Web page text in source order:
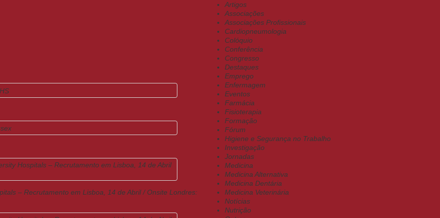
– Recrutamento em Lisboa, 14 de Abril / Onsite Londres:
Artigos
Associações
Associações Profissionais
Cardiopneumologia
Colóquio
Conferência
Congresso
Destaques
Emprego
Enfermagem
Eventos
Farmácia
Fisioterapia
Formação
Fórum
Higiene e Segurança no Trabalho
Investigação
Jornadas
Medicina
Medicina Alternativa
Medicina Dentária
Medicina Veterinária
Notícias
Nutrição